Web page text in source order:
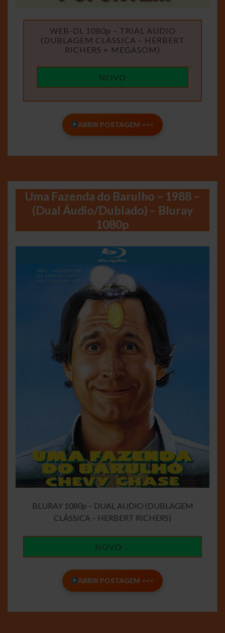
WEB-DL 1080p – TRIAL AUDIO
(DUBLAGEM CLÁSSICA – HERBERT
RICHERS + MEGASOM)
NOVO
ABRIR POSTAGEM <<<
Uma Fazenda do Barulho – 1988 –
(Dual Áudio/Dublado) – Bluray
1080p
BLURAY 1080p – DUAL AUDIO (DUBLAGEM
CLÁSSICA – HERBERT RICHERS)
NOVO …
ABRIR POSTAGEM <<<